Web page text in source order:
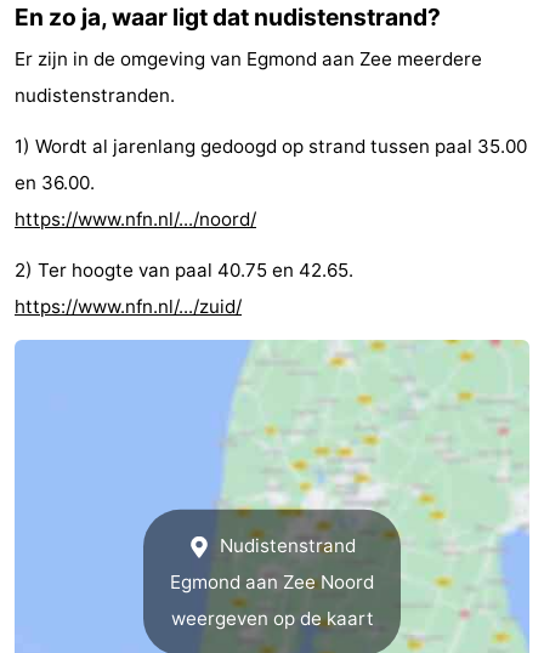
En zo ja, waar ligt dat nudistenstrand?
Er zijn in de omgeving van Egmond aan Zee meerdere
nudistenstranden.
1) Wordt al jarenlang gedoogd op strand tussen paal 35.00
en 36.00.
https://www.nfn.nl/.../noord/
2) Ter hoogte van paal 40.75 en 42.65.
https://www.nfn.nl/.../zuid/
Nudistenstrand
Egmond aan Zee Noord
weergeven op de kaart